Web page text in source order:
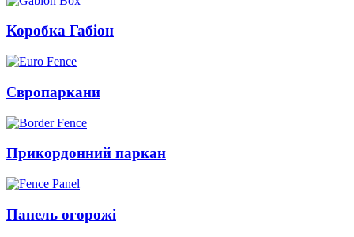
Коробка Габіон
Європаркани
Прикордонний паркан
Панель огорожі